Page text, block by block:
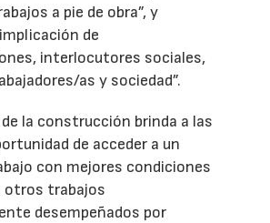
a pie de obra”, y
de
interlocutores sociales,
as y sociedad”.
la construcción brinda a las
de acceder a un
con mejores condiciones
otros trabajos
desempeñados por